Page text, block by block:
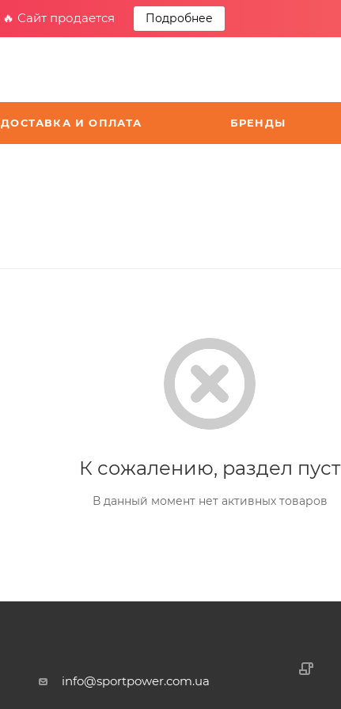
🔥 Сайт продается Подробнее
ДОСТАВКА И ОПЛАТА БРЕНДЫ
К сожалению, раздел пуст
В данный момент нет активных товаров
info@sportpower.com.ua